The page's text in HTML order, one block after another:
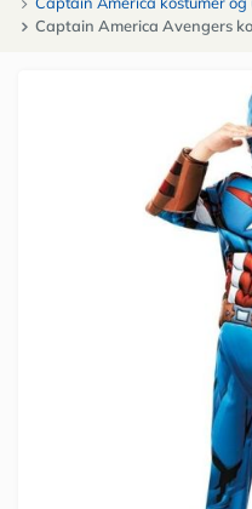
Captain America Avengers